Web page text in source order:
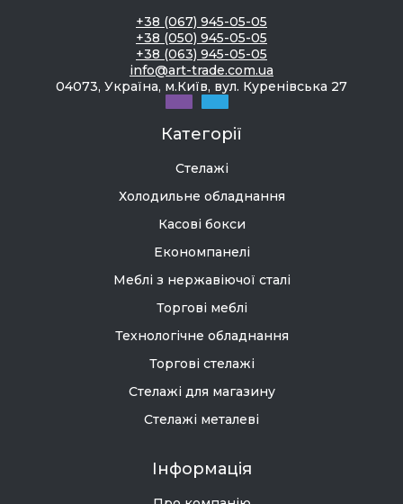
+38 (067) 945-05-05
+38 (050) 945-05-05
+38 (063) 945-05-05
info@art-trade.com.ua
04073, Україна, м.Київ, вул. Куренівська 27
Категорії
Стелажі
Холодильне обладнання
Касові бокси
Економпанелі
Меблі з нержавіючої сталі
Торгові меблі
Технологічне обладнання
Торгові стелажі
Стелажі для магазину
Стелажі металеві
Інформація